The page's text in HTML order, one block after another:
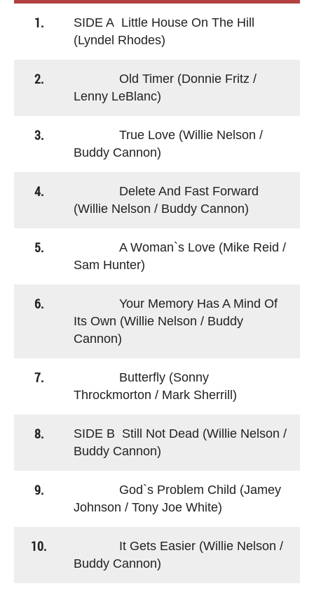
1.
SIDE A Little House On The Hill
(Lyndel Rhodes)
2.
Old Timer (Donnie Fritz /
Lenny LeBlanc)
3.
True Love (Willie Nelson /
Buddy Cannon)
4.
Delete And Fast Forward
(Willie Nelson / Buddy Cannon)
5.
A Woman`s Love (Mike Reid /
Sam Hunter)
6.
Your Memory Has A Mind Of
Its Own (Willie Nelson / Buddy
Cannon)
7.
Butterfly (Sonny
Throckmorton / Mark Sherrill)
8.
SIDE B Still Not Dead (Willie Nelson /
Buddy Cannon)
9.
God`s Problem Child (Jamey
Johnson / Tony Joe White)
10.
It Gets Easier (Willie Nelson /
Buddy Cannon)